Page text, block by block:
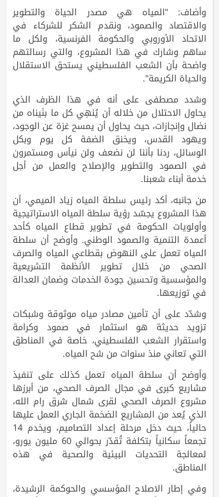
وأضاف: "المياه هي مصدر الحياة والتطوير
والاقتصاد والصمود، ونقدم الشكر للشركاء في
الاتحاد الأوروبي والحكومة الفرنسية، ولكل ما
ساهم وشارك في هذا المشروع، والتي رسالتهم
واضحة بأن الشعب الفلسطيني يستحق الاستقلال
والحياة الكريمة".
وشدد مصطفى على أنه في هذا الظرف الذي
يحاول الاحتلال من خلاله أن يُنهِي كل ما بنَيناه من
نضال وإنجازات، حيث يحاول أن يمسح غزة عن الوجود،
ويهود القدس، ويخنق الضفة كل يوم وبكل
الوسائل، ردنا بأننا لن نضعف ولن نيأس ومستمرون
في الصمود والتطوير والإصلاح والعمل من أجل
خدمة أبناء شعبنا.
من جانبه، أكد رئيس سلطة المياه زياد الميمي، أن
هذا المشروع يجسّد رؤية سلطة المياه الاستراتيجية
وأولويات الحكومة في تطوير قطاع المياه كأحد
أعمدة التنمية والصمود الوطني. وأوضح أن سلطة
المياه تعمل على النهوض بقطاعي المياه والصرف
الصحي من خلال تطوير الأنظمة التشريعية
والمؤسسية وتحسين جودة الخدمات وضمان العدالة
في توزيعها.
وشدّد على أن تأمين مصادر مياه موثوقة وشبكات
تزويد حديثة هو استثمار في صمود وكرامة
واستقرار الشعب الفلسطيني، خاصة في المناطق
التي تعاني منذ سنوات من شح المياه.
وأوضح أن سلطة المياه تعمل كذلك على تنفيذ
مشاريع كبرى في مجال الصرف الصحي، من أبرزها
مشروع الصرف الصحي لقرى شمال شرق رام الله،
الذي يُعد من المشاريع الضخمة الجاري العمل عليها
حالياً، حيث دخل مرحلة إعداد التصاميم، ويخدم 14
تجمعاً سكانياً بتكلفة تُقدّر بحوالي 60 مليون يورو،
لمعالجة التحديات البيئية والصحية في هذه
المناطق.
وفي إطار الاصلاح المؤسسي والحوكمة الرشيدة،